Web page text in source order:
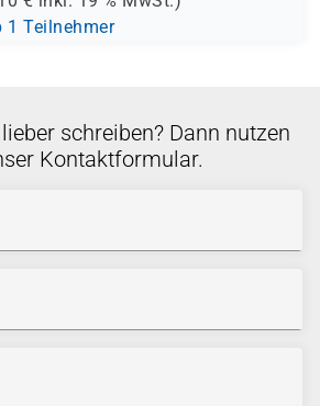
1 Teilnehmer
schreiben? Dann nutzen
Kontaktformular.